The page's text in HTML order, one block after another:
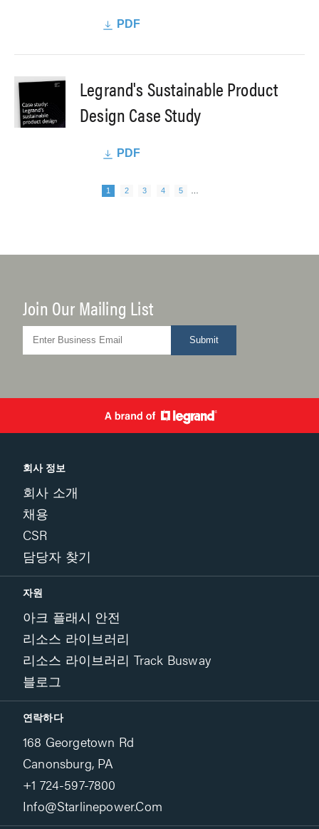
PDF
Legrand's Sustainable Product
Design Case Study
PDF
쪽1 쪽
2 쪽
3 쪽
4 쪽
5
Join Our Mailing List
Submit
회사 정보
회사 소개
채용
CSR
담당자 찾기
자원
아크 플래시 안전
리소스 라이브러리
리소스 라이브러리 Track Busway
블로그
연락하다
168 Georgetown Rd
Canonsburg, PA
+1 724-597-7800
Info@starlinepower.com